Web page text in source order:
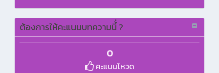
ต้องการให้คะแนนบทความนี้่ ?
0
คะแนนโหวด